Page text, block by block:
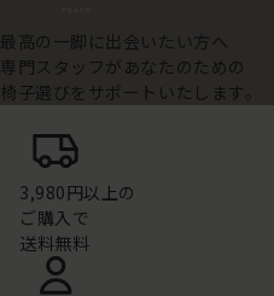
最高の一脚に出会いたい方へ
専門スタッフがあなたのための
椅子選びをサポートいたします。
3,980円以上の
ご購入で
送料無料